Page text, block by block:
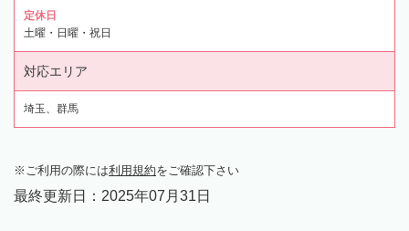
定休日
土曜・日曜・祝日
対応エリア
埼玉、群馬
ご利用の際には利用規約をご確認下さい
最終更新日： 2025年07月31日